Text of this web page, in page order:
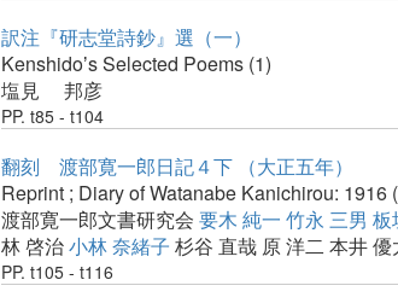
訳注『研志堂詩鈔』選（一）
Kenshidoʼs Selected Poems (1)
塩見 邦彦
PP. t85 - t104
翻刻 渡部寛一郎日記４下 （大正五年）
Reprint ; Diary of Watanabe Kanichirou: 1916
渡部寛一郎文書研究会 要木 純一 竹永 三男 板
林 啓治小林 奈緒子 杉谷 直哉 原 洋二 本井 優
PP. t105 - t116